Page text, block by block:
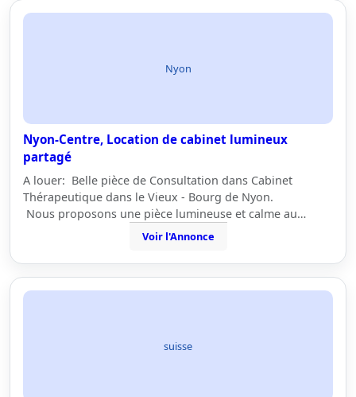
Nyon
Nyon-Centre, Location de cabinet lumineux
partagé
A louer: Belle pièce de Consultation dans Cabinet
Thérapeutique dans le Vieux - Bourg de Nyon.
Nous proposons une pièce lumineuse et calme au…
Voir l'Annonce
suisse